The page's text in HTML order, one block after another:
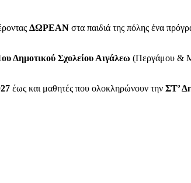
ΔΩΡΕΑΝ στα παιδιά της πόλης ένα
Δημοτικού Σχολείου Αιγάλεω (Περγάμου &
έως και μαθητές που ολοκληρώνουν την ΣΤ’